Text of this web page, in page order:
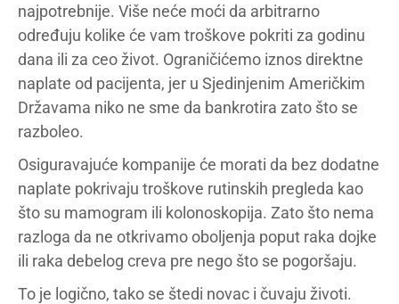
najpotrebnije. Više neće moći da arbitrarno
određuju kolike će vam troškove pokriti za godinu
dana ili za ceo život. Ograničićemo iznos direktne
naplate od pacijenta, jer u Sjedinjenim Američkim
Državama niko ne sme da bankrotira zato što se
razboleo.
Osiguravajuće kompanije će morati da bez dodatne
naplate pokrivaju troškove rutinskih pregleda kao
što su mamogram ili kolonoskopija. Zato što nema
razloga da ne otkrivamo oboljenja poput raka dojke
ili raka debelog creva pre nego što se pogoršaju.
To je logično, tako se štedi novac i čuvaju životi.